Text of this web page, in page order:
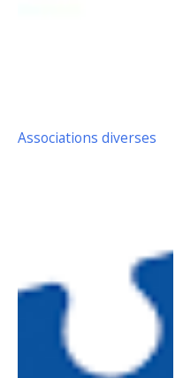
Associations diverses